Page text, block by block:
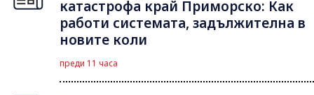
катастрофа край Приморско: Как
работи системата, задължителна в
новите коли
преди 11 часа